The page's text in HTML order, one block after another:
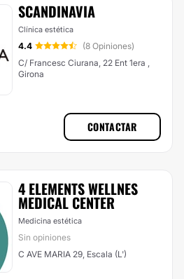
SCANDINAVIA
Clínica estética
4.4
(8 Opiniones)
C/ Francesc Ciurana, 22 Ent 1era ,
Girona
CONTACTAR
4 ELEMENTS WELLNES
MEDICAL CENTER
Medicina estética
Sin opiniones
C AVE MARIA 29, Escala (L')